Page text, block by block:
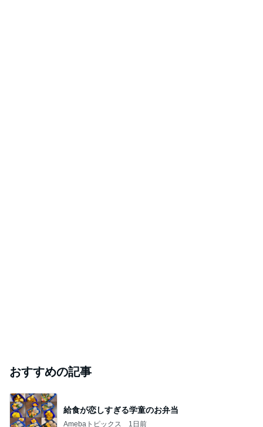
#クリスマスリース
おかしい？と思ったらいったん立ち止まって？
幸せ創るモノ作り♡ブイロンアート®️兵庫県芦屋(あしや)